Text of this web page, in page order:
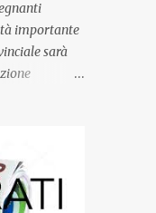
importante
sarà
anni
euro lordi